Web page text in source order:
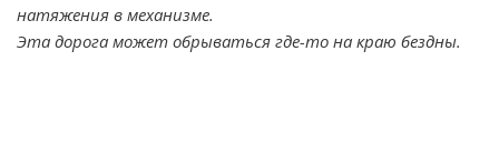
натяжения в механизме.
Эта дорога может обрываться где-то на краю бездны.